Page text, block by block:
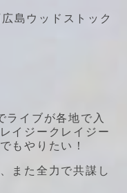
島ウッドストック
ライブが各地で入
イジークレイジー
もやりたい！
また全力で共謀し